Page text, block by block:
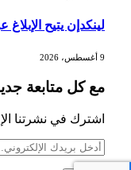
«طيران
مومباي
وزير
تطوير للبيئة
لينكدإن يتيح
9 أغسطس، 2026
مع كل متابعة
اشترك في نشرتنا